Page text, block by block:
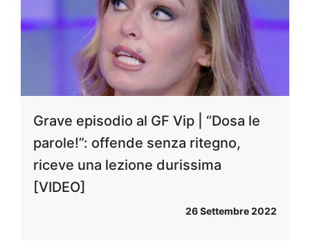
Grave episodio al GF Vip | “Dosa le
parole!”: offende senza ritegno,
riceve una lezione durissima
[VIDEO]
26 Settembre 2022